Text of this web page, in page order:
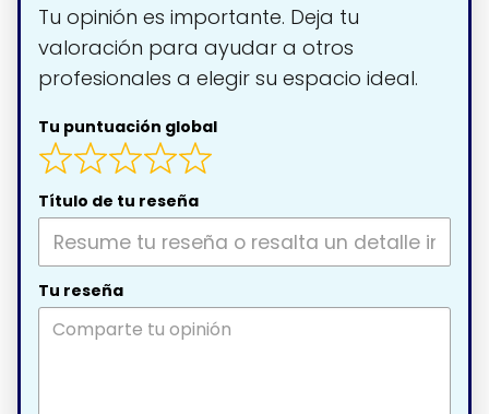
Tu opinión es importante. Deja tu
valoración para ayudar a otros
profesionales a elegir su espacio ideal.
Tu puntuación global
Título de tu reseña
Tu reseña